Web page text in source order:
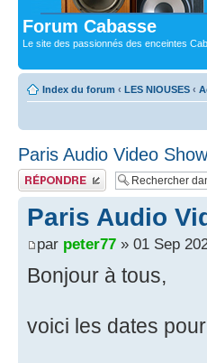
Forum Cabasse
Le site des passionnés des enceintes
Index du forum ‹ LES NIOUSES ‹
Paris Audio Video
Publier une réponse
Paris Audio
par peter77 » 01 Sep
Bonjour à tous,
voici les dates